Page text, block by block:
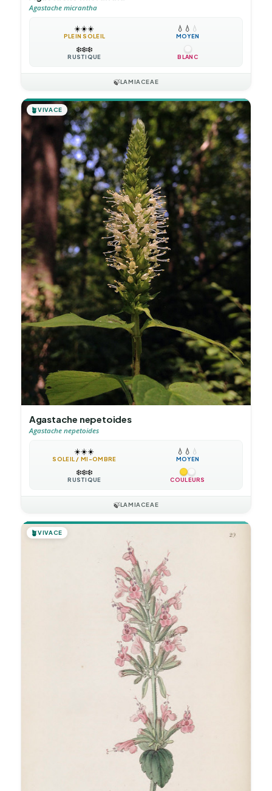
Agastache micrantha
☀️☀️☀️
PLEIN SOLEIL
💧 💧 💧
MOYEN
❄️❄️❄️
RUSTIQUE BLANC
🍃LAMIACEAE
🪴VIVACE
Agastache nepetoides
Agastache nepetoides
☀️☀️☀️
SOLEIL / MI-OMBRE
💧 💧 💧
MOYEN
❄️❄️❄️
RUSTIQUE COULEURS
🍃LAMIACEAE
🪴VIVACE